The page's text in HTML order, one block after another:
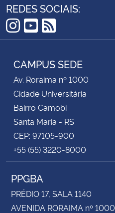
REDES SOCIAIS:
Instagram
YouTube
RSS
CAMPUS SEDE
Av. Roraima nº 1000
Cidade Universitária
Bairro Camobi
Santa Maria - RS
CEP: 97105-900
+55 (55) 3220-8000
PPGBA
PRÉDIO 17, SALA 1140
AVENIDA RORAIMA nº 1000